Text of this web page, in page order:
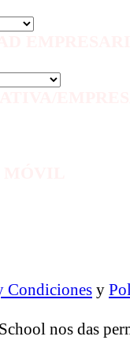
Condiciones y
nos das